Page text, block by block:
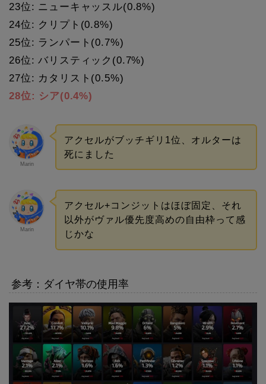
23位: ニューキャッスル(0.8%)
24位: クリプト(0.8%)
25位: ランパート(0.7%)
26位: バリスティック(0.7%)
27位: カタリスト(0.5%)
28位: シア(0.4%)
Marin
アクセルがブッチギリ1位、オルターは
死にました
Marin
アクセル+コンジットはほぼ固定、それ
以外がヴァル優先度高めの自由枠って感
じかな
参考：ダイヤ帯の使用率